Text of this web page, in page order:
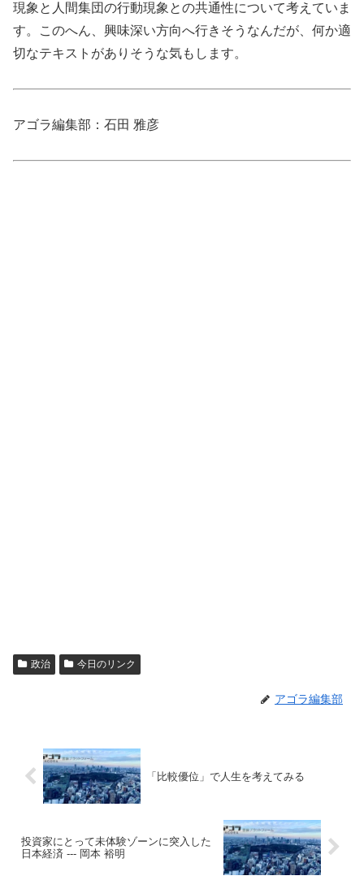
現象と人間集団の行動現象との共通性について考えていま
す。このへん、興味深い方向へ行きそうなんだが、何か適
切なテキストがありそうな気もします。
アゴラ編集部：石田 雅彦
政治 今日のリンク
アゴラ編集部
「比較優位」で人生を考えてみる
投資家にとって未体験ゾーンに突入した
日本経済 --- 岡本 裕明